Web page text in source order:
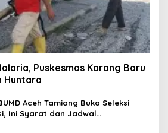
Puskesmas Karang Baru
Huntara
Aceh Tamiang Buka Seleksi
Ini Syarat dan Jadwal